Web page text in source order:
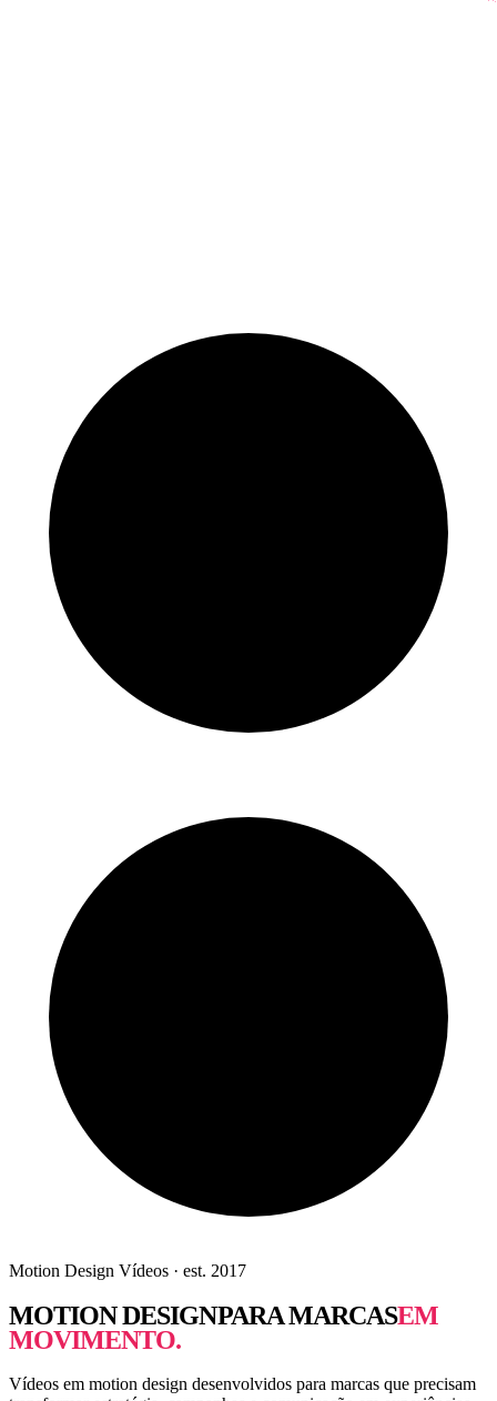
Motion Design Vídeos · est. 2017
MOTION DESIGNPARA MARCASEM
MOVIMENTO.
Vídeos em motion design desenvolvidos para marcas que precisam